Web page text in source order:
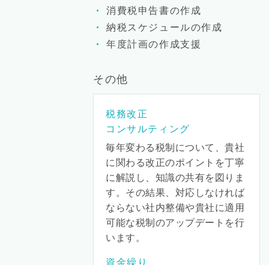
消費税申告書の作成
納税スケジュールの作成
年度計画の作成支援
その他
税務改正
コンサルティング
毎年変わる税制について、貴社
に関わる改正のポイントを丁寧
に解説し、知識の共有を図りま
す。その結果、対応しなければ
ならない社内整備や貴社に適用
可能な税制のアップデートを行
います。
資金繰り